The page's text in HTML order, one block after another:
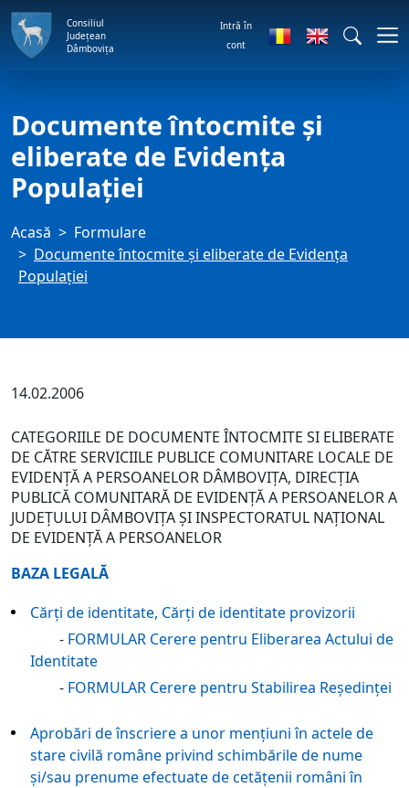
Consiliul
Județean
Dâmbovița
Intră în
cont
Documente întocmite şi
eliberate de Evidenţa
Populaţiei
Acasă
Formulare
Documente întocmite şi eliberate de Evidenţa
Populaţiei
14.02.2006
CATEGORIILE DE DOCUMENTE ÎNTOCMITE SI ELIBERATE
DE CĂTRE SERVICIILE PUBLICE COMUNITARE LOCALE DE
EVIDENŢĂ A PERSOANELOR DÂMBOVIŢA, DIRECŢIA
PUBLICĂ COMUNITARĂ DE EVIDENŢĂ A PERSOANELOR A
JUDEŢULUI DÂMBOVIŢA ŞI INSPECTORATUL NAŢIONAL
DE EVIDENŢĂ A PERSOANELOR
BAZA LEGALĂ
Cărţi de identitate, Cărţi de identitate provizorii
- FORMULAR Cerere pentru Eliberarea Actului de
Identitate
- FORMULAR Cerere pentru Stabilirea Reşedinţei
Aprobări de înscriere a unor menţiuni în actele de
stare civilă române privind schimbările de nume
şi/sau prenume efectuate de cetăţenii români în